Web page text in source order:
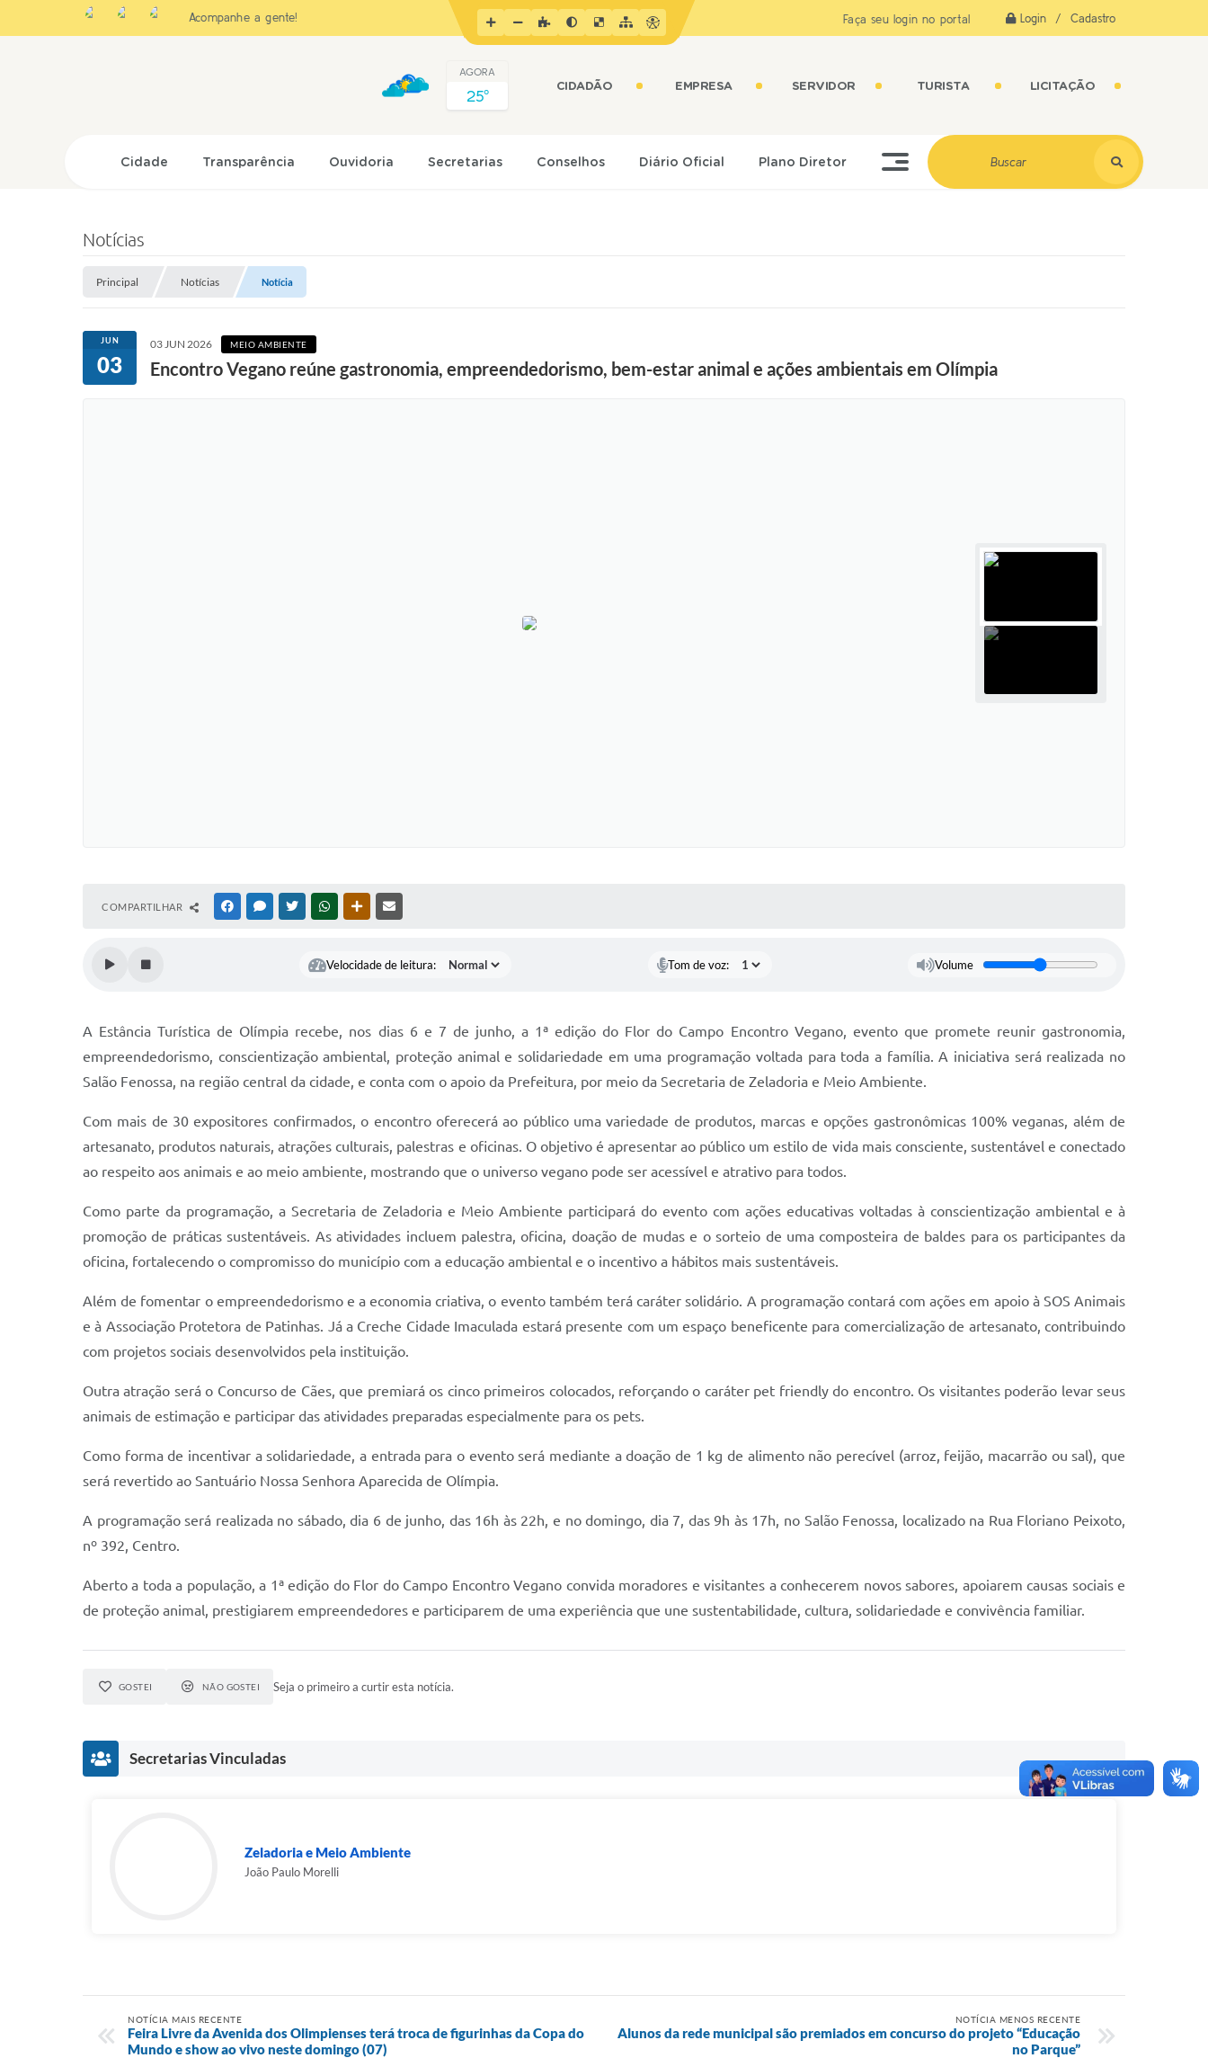
Faça seu login no portal Login / Cadastro
Acompanhe a gente!
CIDADÃO EMPRESA SERVIDOR TURISTA LICITAÇÃO
AGORA
25º
Cidade Transparência Ouvidoria Secretarias Conselhos Diário Oficial Plano Diretor
Notícias
Principal Notícias Notícia
JUN
03
03 JUN 2026 MEIO AMBIENTE
Encontro Vegano reúne gastronomia, empreendedorismo, bem-estar animal e ações ambientais em Olímpia
COMPARTILHAR FACEBOOKMESSENGER
TWITTERWHATSAPPOUTRAS MÍDIAS
Velocidade de leitura: Tom de voz: Volume
A Estância Turística de Olímpia recebe, nos dias 6 e 7 de junho, a 1ª edição do Flor do Campo Encontro Vegano, evento que promete reunir gastronomia,
empreendedorismo, conscientização ambiental, proteção animal e solidariedade em uma programação voltada para toda a família. A iniciativa será realizada no
Salão Fenossa, na região central da cidade, e conta com o apoio da Prefeitura, por meio da Secretaria de Zeladoria e Meio Ambiente.
Com mais de 30 expositores confirmados, o encontro oferecerá ao público uma variedade de produtos, marcas e opções gastronômicas 100% veganas, além de
artesanato, produtos naturais, atrações culturais, palestras e oficinas. O objetivo é apresentar ao público um estilo de vida mais consciente, sustentável e conectado
ao respeito aos animais e ao meio ambiente, mostrando que o universo vegano pode ser acessível e atrativo para todos.
Como parte da programação, a Secretaria de Zeladoria e Meio Ambiente participará do evento com ações educativas voltadas à conscientização ambiental e à
promoção de práticas sustentáveis. As atividades incluem palestra, oficina, doação de mudas e o sorteio de uma composteira de baldes para os participantes da
oficina, fortalecendo o compromisso do município com a educação ambiental e o incentivo a hábitos mais sustentáveis.
Além de fomentar o empreendedorismo e a economia criativa, o evento também terá caráter solidário. A programação contará com ações em apoio à SOS Animais
e à Associação Protetora de Patinhas. Já a Creche Cidade Imaculada estará presente com um espaço beneficente para comercialização de artesanato, contribuindo
com projetos sociais desenvolvidos pela instituição.
Outra atração será o Concurso de Cães, que premiará os cinco primeiros colocados, reforçando o caráter pet friendly do encontro. Os visitantes poderão levar seus
animais de estimação e participar das atividades preparadas especialmente para os pets.
Como forma de incentivar a solidariedade, a entrada para o evento será mediante a doação de 1 kg de alimento não perecível (arroz, feijão, macarrão ou sal), que
será revertido ao Santuário Nossa Senhora Aparecida de Olímpia.
A programação será realizada no sábado, dia 6 de junho, das 16h às 22h, e no domingo, dia 7, das 9h às 17h, no Salão Fenossa, localizado na Rua Floriano Peixoto,
nº 392, Centro.
Aberto a toda a população, a 1ª edição do Flor do Campo Encontro Vegano convida moradores e visitantes a conhecerem novos sabores, apoiarem causas sociais e
de proteção animal, prestigiarem empreendedores e participarem de uma experiência que une sustentabilidade, cultura, solidariedade e convivência familiar.
GOSTEI NÃO GOSTEI Seja o primeiro a curtir esta notícia.
Secretarias Vinculadas
Zeladoria e Meio Ambiente
João Paulo Morelli
NOTÍCIA MAIS RECENTE
Feira Livre da Avenida dos Olimpienses terá troca de figurinhas da Copa do
Mundo e show ao vivo neste domingo (07)
NOTÍCIA MENOS RECENTE
Alunos da rede municipal são premiados em concurso do projeto “Educação
no Parque”